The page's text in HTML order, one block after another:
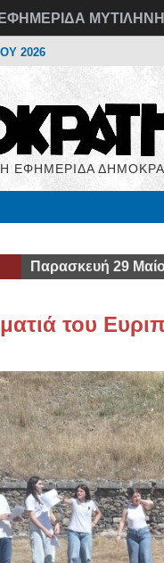
ΕΦΗΜΕΡΙΔΑ
2026
ΕΦΗΜΕΡΙΔΑ
Παρασκευή 29
του